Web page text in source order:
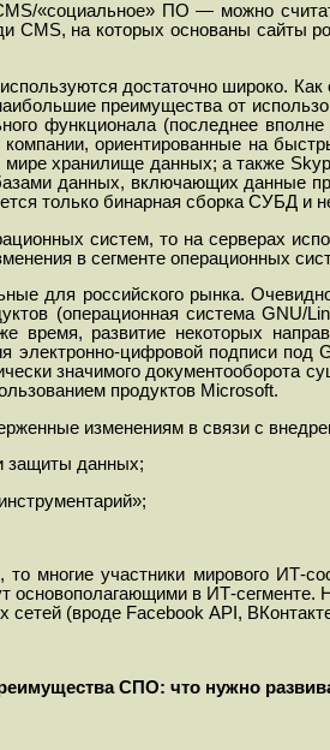
/«социальное» ПО — можно
CMS, на которых основаны сайты
достаточно широко. Как
преимущества от
функционала (последнее
компании, ориентированные на
хранилище данных; а также
данных, включающих данные
только бинарная сборка СУБД и
систем, то на серверах
в сегменте операционных
для российского рынка.
(операционная система GNU/
время, развитие некоторых
электронно-цифровой подписи
значимого документооборота
продуктов Microsoft.
изменениям в связи с
защиты данных;
то многие участники мирового ИТ-
основополагающими в ИТ-
сетей (вроде Facebook API ,
СПО: что нужно